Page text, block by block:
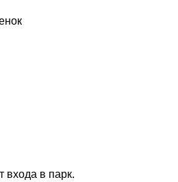
входа в парк.